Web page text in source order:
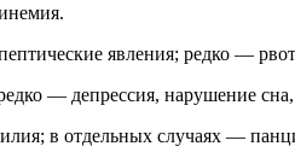
явления; редко —
— депрессия, нарушение
в отдельных случаях —